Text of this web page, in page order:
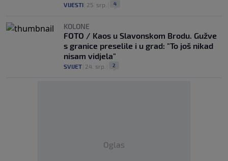
VIJESTI 25. srp. 4
KOLONE
FOTO / Kaos u Slavonskom Brodu. Gužve
s granice preselile i u grad: "To još nikad
nisam vidjela"
SVIJET 24. srp. 2
Oglas